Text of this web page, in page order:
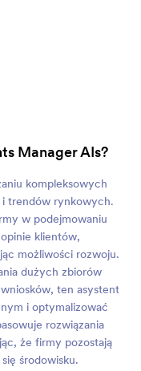
Manager AIs?
kompleksowych
trendów rynkowych.
w podejmowaniu
klientów,
możliwości rozwoju.
dużych zbiorów
ten asystent
i optymalizować
rozwiązania
że firmy pozostają
środowisku.